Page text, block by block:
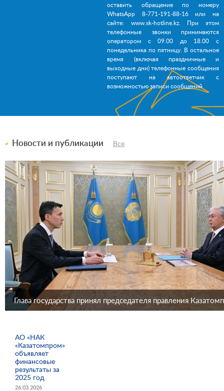
оставить обращение по номеру
WhatsApp 8-771-191-88-16 или на
сайте: www.sk-hotline.kz. При этом
телефонные звонки принимаются
оператором с 09.00 до 18.00 с
понедельника по пятницу. В остальное
время (включая праздничные и
выходные дни) телефонные сообщения
поступают на автоответчик с
возможностью записи сообщений
Новости и публикации Все
Глава государства принял председателя правления
АО «НАК
«Казатомпром»
объявляет
финансовые
результаты за
2025 год
26.03.2026